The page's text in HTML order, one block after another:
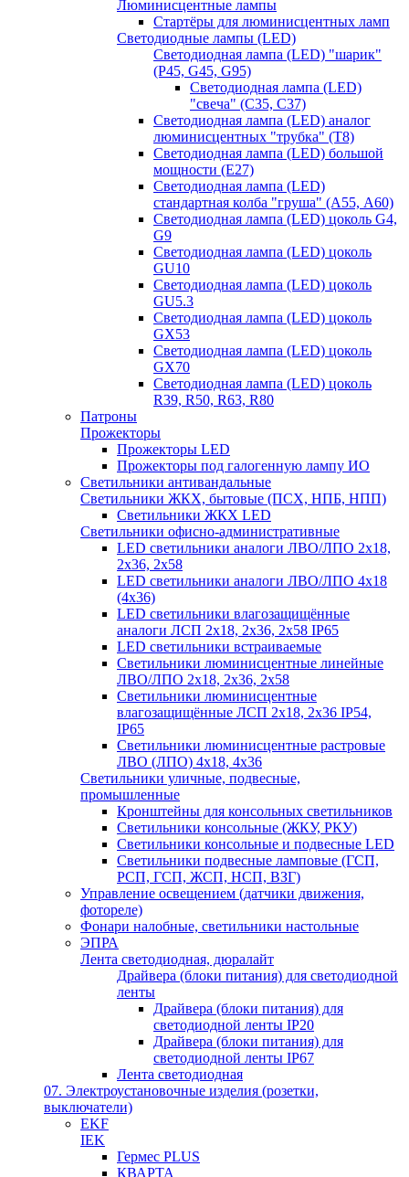
Люминисцентные лампы
Стартёры для люминисцентных ламп
Светодиодные лампы (LED)
Светодиодная лампа (LED) "шарик"
(P45, G45, G95)
Светодиодная лампа (LED)
"свеча" (С35, С37)
Светодиодная лампа (LED) аналог
люминисцентных "трубка" (T8)
Светодиодная лампа (LED) большой
мощности (Е27)
Светодиодная лампа (LED)
стандартная колба "груша" (А55, А60)
Светодиодная лампа (LED) цоколь G4,
G9
Светодиодная лампа (LED) цоколь
GU10
Светодиодная лампа (LED) цоколь
GU5.3
Светодиодная лампа (LED) цоколь
GX53
Светодиодная лампа (LED) цоколь
GX70
Светодиодная лампа (LED) цоколь
R39, R50, R63, R80
Патроны
Прожекторы
Прожекторы LED
Прожекторы под галогенную лампу ИО
Светильники антивандальные
Светильники ЖКХ, бытовые (ПСХ, НПБ, НПП)
Светильники ЖКХ LED
Светильники офисно-административные
LED светильники аналоги ЛВО/ЛПО 2х18,
2х36, 2х58
LED светильники аналоги ЛВО/ЛПО 4х18
(4х36)
LED светильники влагозащищённые
аналоги ЛСП 2х18, 2х36, 2х58 IP65
LED светильники встраиваемые
Светильники люминисцентные линейные
ЛВО/ЛПО 2х18, 2х36, 2х58
Светильники люминисцентные
влагозащищённые ЛСП 2х18, 2х36 IP54,
IP65
Светильники люминисцентные растровые
ЛВО (ЛПО) 4х18, 4х36
Светильники уличные, подвесные,
промышленные
Кронштейны для консольных светильников
Светильники консольные (ЖКУ, РКУ)
Светильники консольные и подвесные LED
Светильники подвесные ламповые (ГСП,
РСП, ГСП, ЖСП, НСП, ВЗГ)
Управление освещением (датчики движения,
фотореле)
Фонари налобные, светильники настольные
ЭПРА
Лента светодиодная, дюралайт
Драйвера (блоки питания) для светодиодной
ленты
Драйвера (блоки питания) для
светодиодной ленты IP20
Драйвера (блоки питания) для
светодиодной ленты IP67
Лента светодиодная
07. Электроустановочные изделия (розетки,
выключатели)
EKF
IEK
Гермес PLUS
КВАРТА